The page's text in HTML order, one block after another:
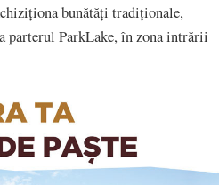
bunătăți tradiționale,
parterul ParkLake, în zona intrării